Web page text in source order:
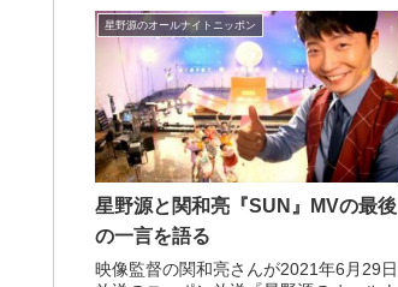
星野源のオールナイトニッポン
星野源と関和亮『SUN』MVの最後
の一言を語る
映像監督の関和亮さんが2021年6月29日